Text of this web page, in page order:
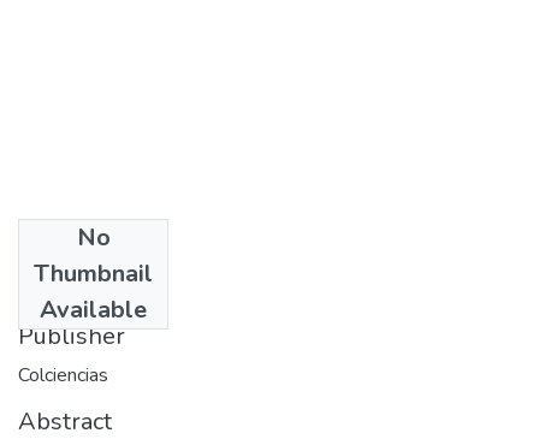
No
Thumbnail
Available
2001-11
Publisher
Colciencias
Abstract